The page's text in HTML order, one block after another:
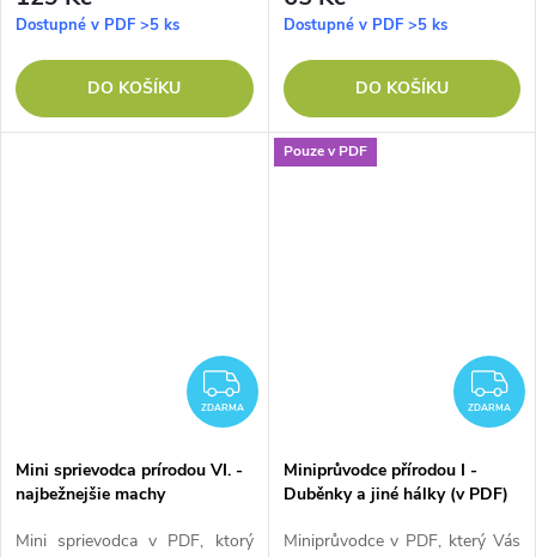
Dostupné v PDF >5 ks
DO KOŠÍKU
Dostupné v PDF >5 ks
DO KOŠÍKU
ZDARMA
ZDARMA
Mini sprievodca prírodou VI. -
najbežnejšie machy
Mini sprievodca v PDF, ktorý
Pouze v PDF
ZDARMA
Miniprůvodce přírodou I -
Duběnky a jiné hálky (v PDF)
Miniprůvodce v PDF, který Vás